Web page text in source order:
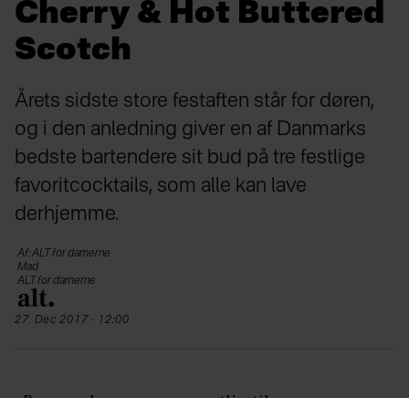
Cherry & Hot Buttered
Scotch
Årets sidste store festaften står for døren,
og i den anledning giver en af Danmarks
bedste bartendere sit bud på tre festlige
favoritcocktails, som alle kan lave
derhjemme.
Af: ALT for damerne
Mad
ALT for damerne
27. Dec 2017 - 12:00